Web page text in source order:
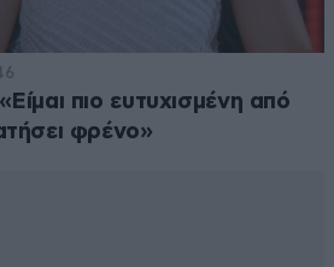
πιο ευτυχισμένη από
φρένο»